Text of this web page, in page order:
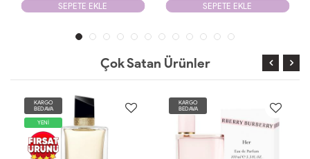
SEPETE EKLE SEPETE EKLE
Çok Satan Ürünler